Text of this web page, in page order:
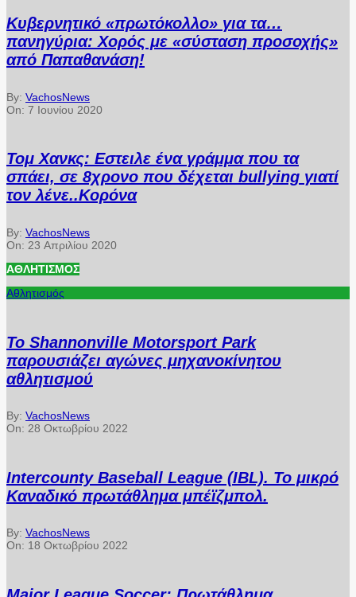
Κυβερνητικό «πρωτόκολλο» για τα…
πανηγύρια: Χορός με «σύσταση προσοχής»
από Παπαθανάση!
By: VachosNews
On: 7 Ιουνίου 2020
Τομ Χανκς: Εστειλε ένα γράμμα που τα
σπάει, σε 8χρονο που δέχεται bullying γιατί
τον λένε..Κορόνα
By: VachosNews
On: 23 Απριλίου 2020
ΑΘΛΗΤΙΣΜΌΣ
Αθλητισμός
Το Shannonville Motorsport Park
παρουσιάζει αγώνες μηχανοκίνητου
αθλητισμού
By: VachosNews
On: 28 Οκτωβρίου 2022
Intercounty Baseball League (IBL). Το μικρό
Καναδικό πρωτάθλημα μπέϊζμπολ.
By: VachosNews
On: 18 Οκτωβρίου 2022